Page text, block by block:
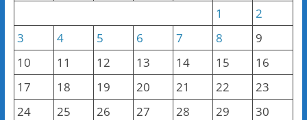
1
2
3
4 5 6 7 8
9
10
11 12 13 14 15
16
17
18 19 20 21 22
23
24
25 26 27 28 29
30